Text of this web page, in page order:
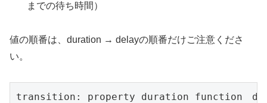
までの待ち時間）
値の順番は、duration → delayの順番だけご注意くださ
い。
transition: property duration function　